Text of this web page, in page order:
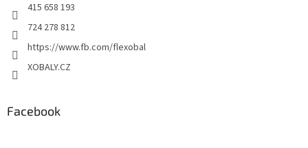
415 658 193
724 278 812
https://www.fb.com/flexobal
XOBALY.CZ
Facebook